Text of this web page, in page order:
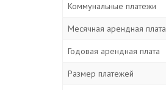
Коммунальные платежи
Месячная арендная плата
Годовая арендная плата
Размер платежей